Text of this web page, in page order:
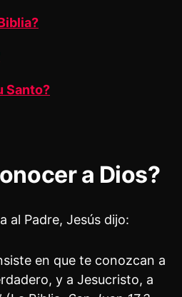
Santo?
a Dios?
al Padre, Jesús dijo:
en que te conozcan a
y a Jesucristo, a